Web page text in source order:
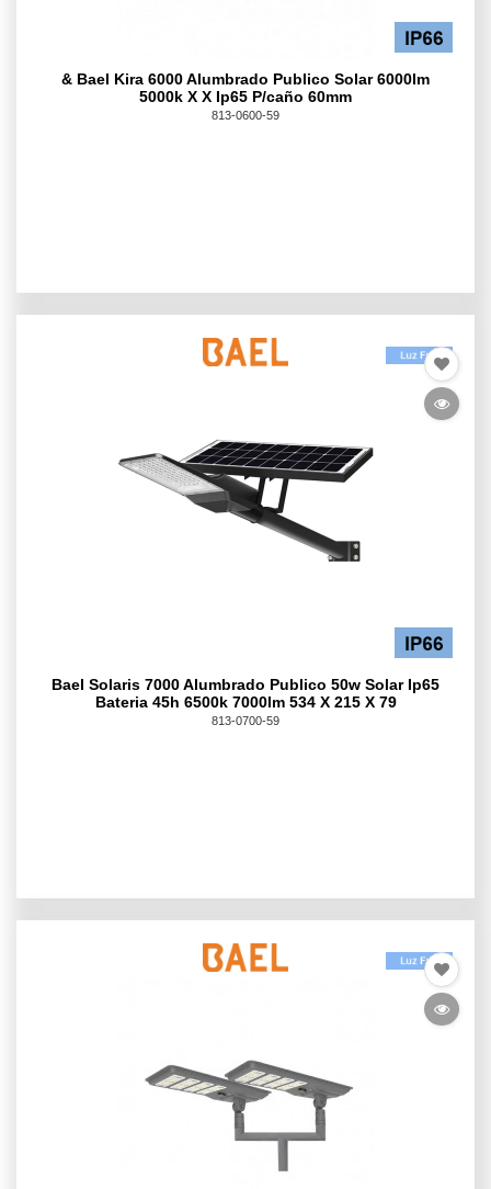
& Bael Kira 6000 Alumbrado Publico Solar 6000lm
5000k X X Ip65 P/caño 60mm
813-0600-59
Bael Solaris 7000 Alumbrado Publico 50w Solar Ip65
Bateria 45h 6500k 7000lm 534 X 215 X 79
813-0700-59